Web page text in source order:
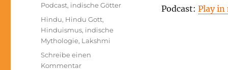
Podcast: Play in
Podcast, indische Götter
Schlagwörter
Hindu, Hindu Gott,
Hinduismus, indische
Mythologie, Lakshmi
Schreibe einen
Kommentarzu